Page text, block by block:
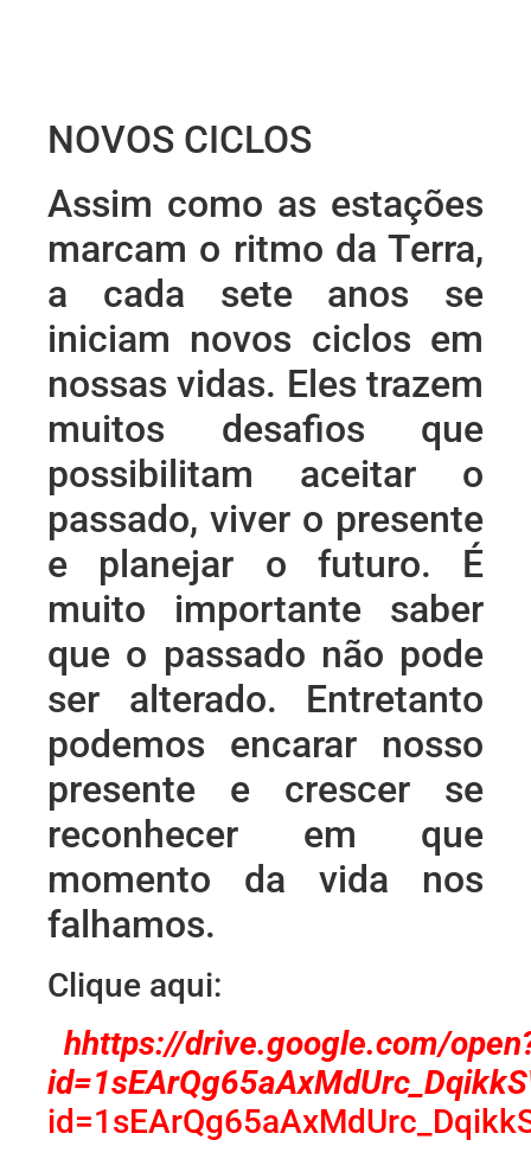
NOVOS CICLOS
Assim como as estações
marcam o ritmo da Terra,
a cada sete anos se
iniciam novos ciclos em
nossas vidas. Eles trazem
muitos desafios que
possibilitam aceitar o
passado, viver o presente
e planejar o futuro. É
muito importante saber
que o passado não pode
ser alterado. Entretanto
podemos encarar nosso
presente e crescer se
reconhecer em que
momento da vida nos
falhamos.
Clique aqui:
hhttps://drive.google.com/